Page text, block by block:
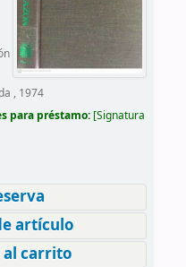
, 1974
para préstamo: Signatura
artículo
carrito